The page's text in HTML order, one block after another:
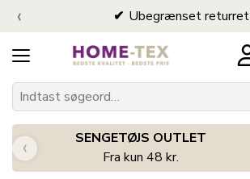
Ubegrænset returret
‹
SENGETØJS OUTLET
Fra kun 48 kr.
‹